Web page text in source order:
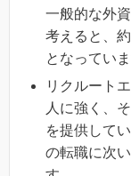
一般的な外
考えると、
となっていま
リクルート
人に強く、
を提供して
の転職に次